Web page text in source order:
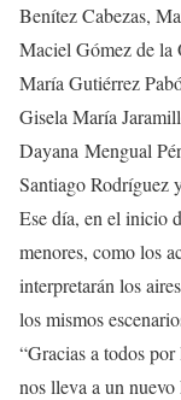
Benítez Cabezas,
Maciel Gómez de la
María Gutiérrez
Gisela María
Dayana Mengual
Santiago Rodríguez
Ese día, en el inicio
menores, como los
interpretarán los
los mismos
“Gracias a todos
nos lleva a un